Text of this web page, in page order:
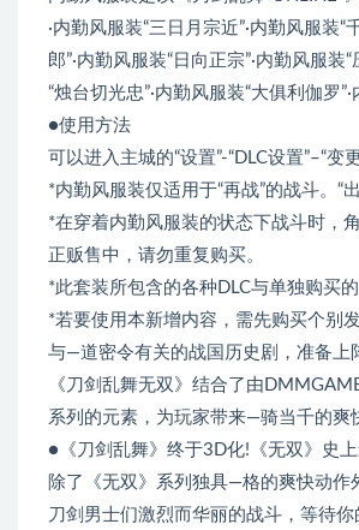
·内勤风服装“三日月宗近”·内勤风服装“
郎”·内勤风服装“日向正宗”·内勤风服装
“烛台切光忠”·内勤风服装“大俱利伽罗
●使用方法
可以进入主城的“设置”-“DLC设置”–“变
*内勤风服装仅适用于“再战”的战斗。“
*在穿着内勤风服装的状态下战斗时，
正贩售中，请勿重复购买。
*此套装所包含的各种DLC与单独购买
*若要使用本新增内容，需先购买个别
与—道密令有关的战国历史剧，准备上
《刀剑乱舞无双》结合了由
系列的元素，为玩家带来—骑当千的爽
●《刀剑乱舞》终于3D化!《无双》史
除了《无双》系列独具—格的爽快动
刀剑男士们激烈而华丽的战斗，等待你